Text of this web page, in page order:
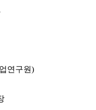
연구원)